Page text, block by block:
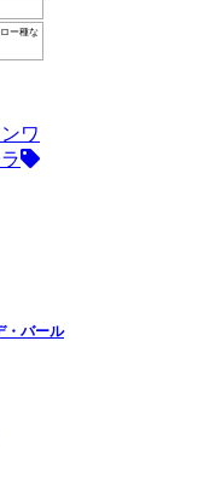
ー種な
ワ
・バール